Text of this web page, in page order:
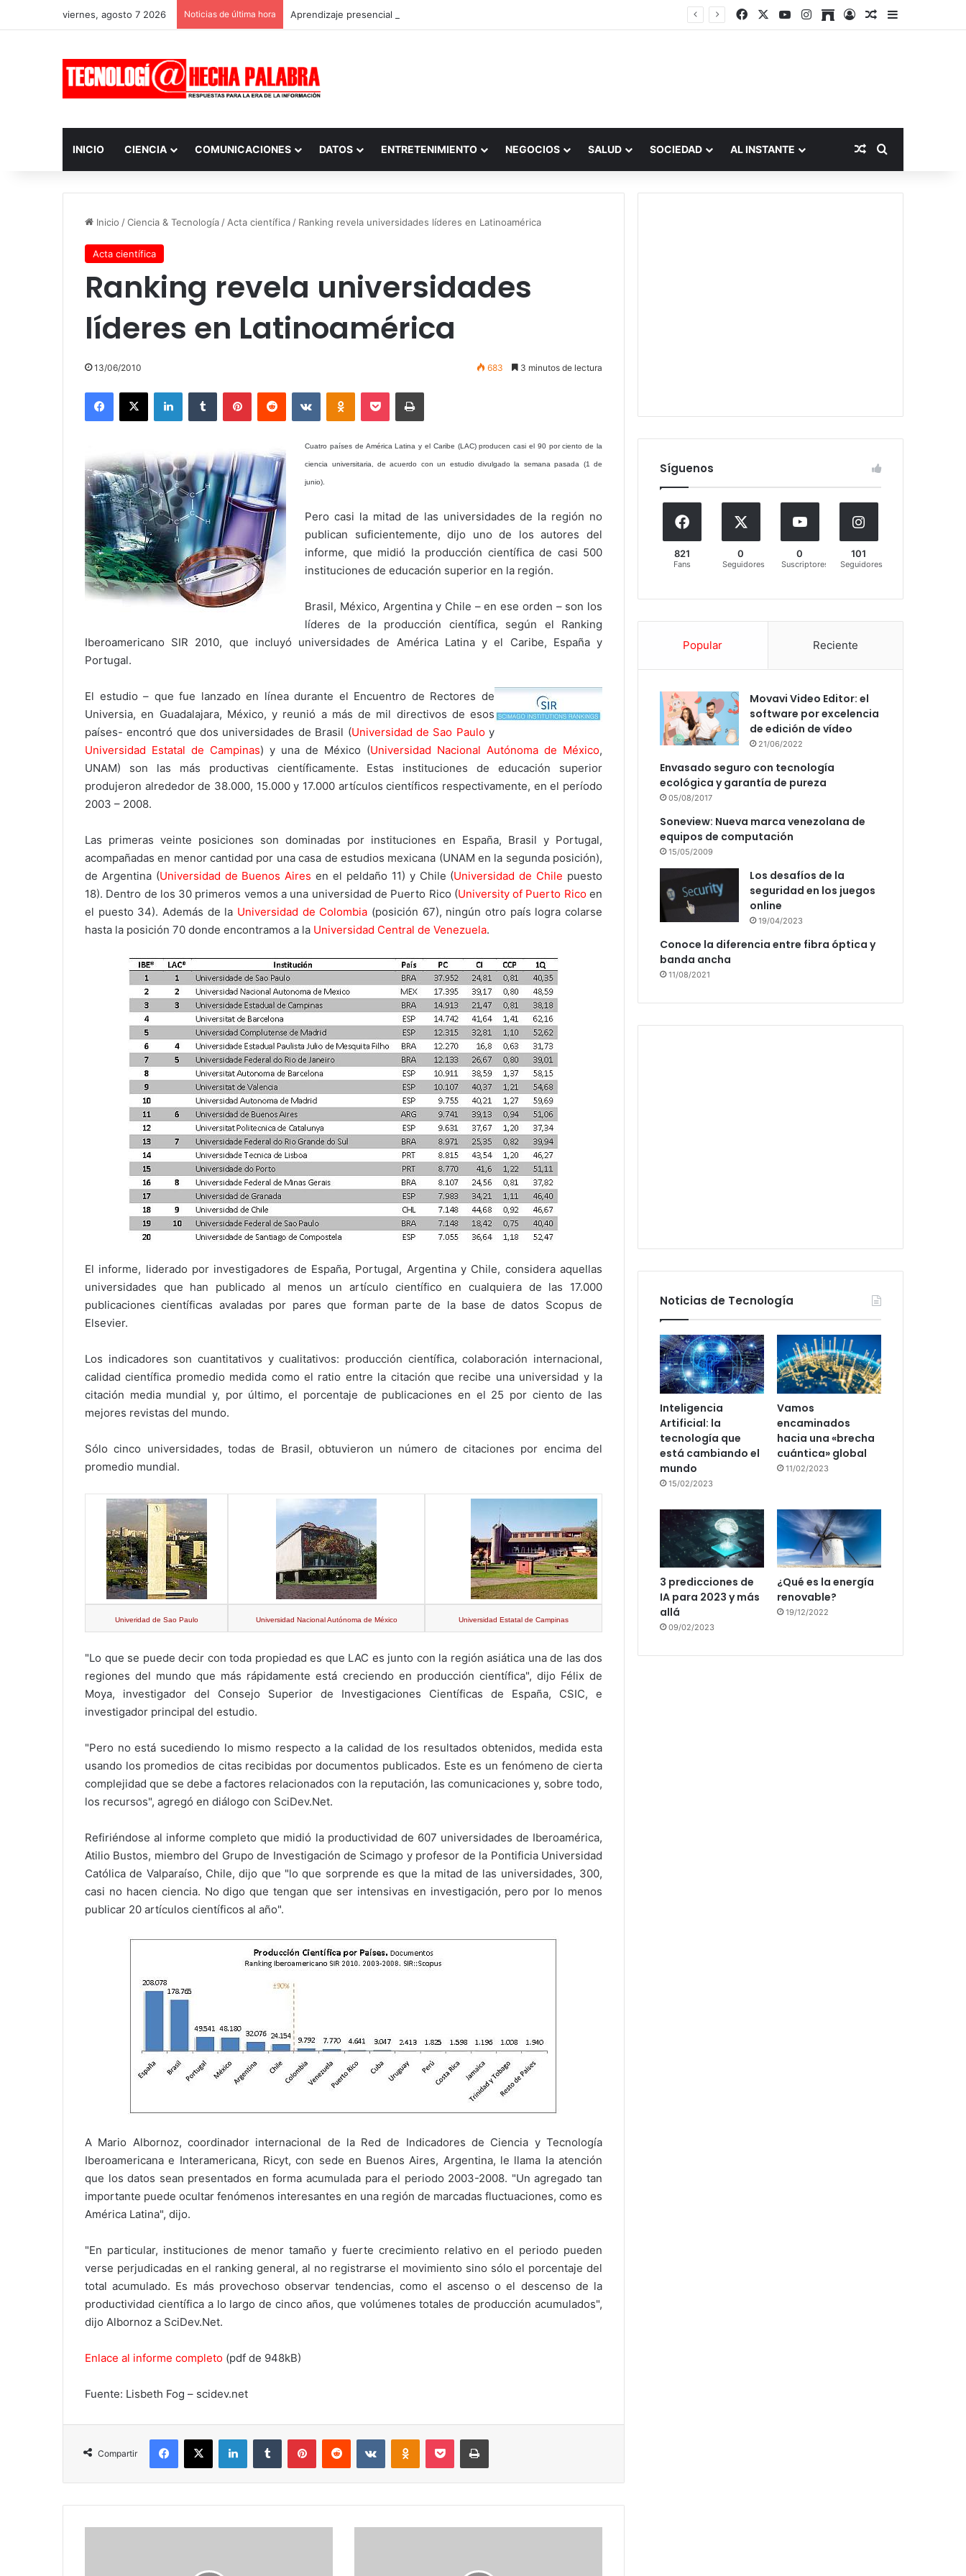
viernes, agosto 7 2026 Noticias de última hora Aprendizaje presencial vs. por internet FacebookYouTubeInstagram
ArchiveAccesoPublicación al
Barra lateral
INICIO CIENCIA COMUNICACIONES DATOS ENTRETENIMIENTO NEGOCIOS SALUD SOCIEDAD AL INSTANTE Publicación al
Buscar por
Inicio /Ciencia & Tecnología / Acta científica / Ranking revela universidades líderes en Latinoamérica
Acta científica
Ranking revela universidades
líderes en Latinoamérica
13/06/2010 683 3 minutos de lectura
Facebook
X LinkedInTumblr PinterestReddit VKontakteOdnoklassniki
Pocket Imprimir
Cuatro países de América Latina y el Caribe (LAC) producen casi el 90 por ciento de la
ciencia universitaria, de acuerdo con un estudio divulgado la semana pasada (1 de
junio).
Pero casi la mitad de las universidades de la región no
publican suficientemente, dijo uno de los autores del
informe, que midió la producción científica de casi 500
instituciones de educación superior en la región.
Brasil, México, Argentina y Chile – en ese orden – son los
líderes de la producción científica, según el Ranking
Iberoamericano SIR 2010, que incluyó universidades de América Latina y el Caribe, España y
Portugal.
El estudio – que fue lanzado en línea durante el Encuentro de Rectores de
Universia, en Guadalajara, México, y reunió a más de mil directivos de esos
países- encontró que dos universidades de Brasil (Universidad de Sao Pauloy
Universidad Estatal de Campinas) y una de México (Universidad Nacional Autónoma de México,
UNAM) son las más productivas científicamente. Estas instituciones de educación superior
produjeron alrededor de 38.000, 15.000 y 17.000 artículos científicos respectivamente, en el período
2003 – 2008.
Las primeras veinte posiciones son dominadas por instituciones en España, Brasil y Portugal,
acompañadas en menor cantidad por una casa de estudios mexicana (UNAM en la segunda posición),
de Argentina (Universidad de Buenos Aires en el peldaño 11) y Chile (Universidad de Chile puesto
18). Dentro de los 30 primeros vemos a una universidad de Puerto Rico (University of Puerto Ricoen
el puesto 34). Además de la Universidad de Colombia (posición 67), ningún otro país logra colarse
hasta la posición 70 donde encontramos a la Universidad Central de Venezuela.
El informe, liderado por investigadores de España, Portugal, Argentina y Chile, considera aquellas
universidades que han publicado al menos un artículo científico en cualquiera de las 17.000
publicaciones científicas avaladas por pares que forman parte de la base de datos Scopus de
Elsevier.
Los indicadores son cuantitativos y cualitativos: producción científica, colaboración internacional,
calidad científica promedio medida como el ratio entre la citación que recibe una universidad y la
citación media mundial y, por último, el porcentaje de publicaciones en el 25 por ciento de las
mejores revistas del mundo.
Sólo cinco universidades, todas de Brasil, obtuvieron un número de citaciones por encima del
promedio mundial.
Univeridad de Sao Paulo Universidad Nacional Autónoma de México Universidad Estatal de Campinas
"Lo que se puede decir con toda propiedad es que LAC es junto con la región asiática una de las dos
regiones del mundo que más rápidamente está creciendo en producción científica", dijo Félix de
Moya, investigador del Consejo Superior de Investigaciones Científicas de España, CSIC, e
investigador principal del estudio.
"Pero no está sucediendo lo mismo respecto a la calidad de los resultados obtenidos, medida esta
usando los promedios de citas recibidas por documentos publicados. Este es un fenómeno de cierta
complejidad que se debe a factores relacionados con la reputación, las comunicaciones y, sobre todo,
los recursos", agregó en diálogo con SciDev.Net.
Refiriéndose al informe completo que midió la productividad de 607 universidades de Iberoamérica,
Atilio Bustos, miembro del Grupo de Investigación de Scimago y profesor de la Pontificia Universidad
Católica de Valparaíso, Chile, dijo que "lo que sorprende es que la mitad de las universidades, 300,
casi no hacen ciencia. No digo que tengan que ser intensivas en investigación, pero por lo menos
publicar 20 artículos científicos al año".
A Mario Albornoz, coordinador internacional de la Red de Indicadores de Ciencia y Tecnología
Iberoamericana e Interamericana, Ricyt, con sede en Buenos Aires, Argentina, le llama la atención
que los datos sean presentados en forma acumulada para el periodo 2003-2008. "Un agregado tan
importante puede ocultar fenómenos interesantes en una región de marcadas fluctuaciones, como es
América Latina", dijo.
"En particular, instituciones de menor tamaño y fuerte crecimiento relativo en el periodo pueden
verse perjudicadas en el ranking general, al no registrarse el movimiento sino sólo el porcentaje del
total acumulado. Es más provechoso observar tendencias, como el ascenso o el descenso de la
productividad científica a lo largo de cinco años, que volúmenes totales de producción acumulados",
dijo Albornoz a SciDev.Net.
Enlace al informe completo (pdf de 948kB)
Fuente: Lisbeth Fog – scidev.net
Compartir
Facebook
X LinkedInTumblr PinterestReddit VKontakteOdnoklassniki
Pocket Imprimir
Síguenos
821
Fans
0
Seguidores
0
Suscriptores
101
Seguidores
Popular Reciente
Movavi Video Editor: el
software por excelencia
de edición de vídeo
21/06/2022
Envasado seguro con tecnología
ecológica y garantía de pureza
05/08/2017
Soneview: Nueva marca venezolana de
equipos de computación
15/05/2009
Los desafíos de la
seguridad en los juegos
online
19/04/2023
Conoce la diferencia entre fibra óptica y
banda ancha
11/08/2021
Noticias de Tecnología
Inteligencia
Artificial: la
tecnología que
está cambiando el
mundo
15/02/2023
Vamos
encaminados
hacia una «brecha
cuántica» global
11/02/2023
3 predicciones de
IA para 2023 y más
allá
09/02/2023
¿Qué es la energía
renovable?
19/12/2022